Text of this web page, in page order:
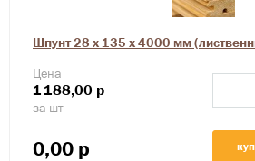
Шпунт 28 х 135 х 4000 мм
Цена
1188,00 р
за шт
0,00 р